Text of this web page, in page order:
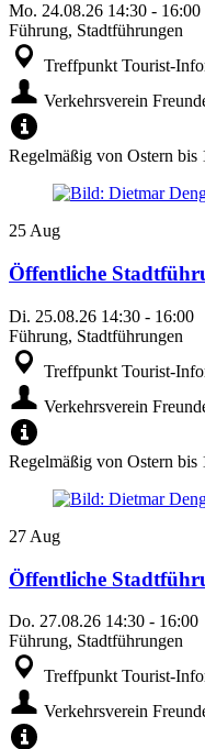
Mo. 24.08.26 14:30 - 16:00
Führung, Stadtführungen
Treffpunkt Tourist-
Verkehrsverein
Regelmäßig von Ostern bis
25 Aug
Öffentliche
Di. 25.08.26 14:30 - 16:00
Führung, Stadtführungen
Treffpunkt Tourist-
Verkehrsverein
Regelmäßig von Ostern bis
27 Aug
Öffentliche
Do. 27.08.26 14:30 - 16:00
Führung, Stadtführungen
Treffpunkt Tourist-
Verkehrsverein